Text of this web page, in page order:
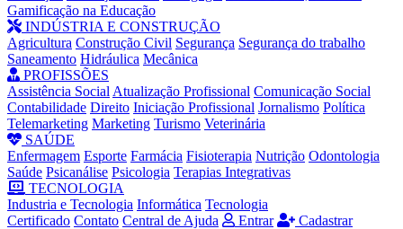
Gamificação na Educação
INDÚSTRIA E CONSTRUÇÃO
Agricultura Construção Civil Segurança Segurança do trabalho
Saneamento Hidráulica Mecânica
PROFISSÕES
Assistência Social Atualização Profissional Comunicação Social
Contabilidade Direito Iniciação Profissional Jornalismo Política
Telemarketing Marketing Turismo Veterinária
SAÚDE
Enfermagem Esporte Farmácia Fisioterapia Nutrição Odontologia
Saúde Psicanálise Psicologia Terapias Integrativas
TECNOLOGIA
Industria e Tecnologia Informática Tecnologia
Certificado Contato Central de Ajuda Entrar Cadastrar